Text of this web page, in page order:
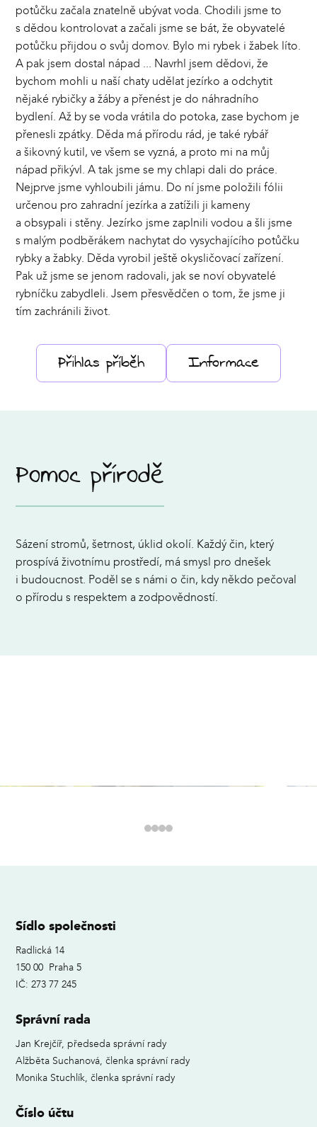
potůčku začala znatelně ubývat voda. Chodili jsme to
s dědou kontrolovat a začali jsme se bát, že obyvatelé
potůčku přijdou o svůj domov. Bylo mi rybek i žabek líto.
A pak jsem dostal nápad ... Navrhl jsem dědovi, že
bychom mohli u naší chaty udělat jezírko a odchytit
nějaké rybičky a žáby a přenést je do náhradního
bydlení. Až by se voda vrátila do potoka, zase bychom je
přenesli zpátky. Děda má přírodu rád, je také rybář
a šikovný kutil, ve všem se vyzná, a proto mi na můj
nápad přikývl. A tak jsme se my chlapi dali do práce.
Nejprve jsme vyhloubili jámu. Do ní jsme položili fólii
určenou pro zahradní jezírka a zatížili ji kameny
a obsypali i stěny. Jezírko jsme zaplnili vodou a šli jsme
s malým podběrákem nachytat do vysychajícího potůčku
rybky a žabky. Děda vyrobil ještě okysličovací zařízení.
Pak už jsme se jenom radovali, jak se noví obyvatelé
rybníčku zabydleli. Jsem přesvědčen o tom, že jsme ji
tím zachránili život.
Přihlas příběh Informace
Pomoc přírodě
Sázení stromů, šetrnost, úklid okolí. Každý čin, který
prospívá životnímu prostředí, má smysl pro dnešek
i budoucnost. Poděl se s námi o čin, kdy někdo pečoval
o přírodu s respektem a zodpovědností.
Sídlo společnosti
Radlická 14
150 00 Praha 5
IČ: 273 77 245
Správní rada
Jan Krejčíř, předseda správní rady
Alžběta Suchanová, členka správní rady
Monika Stuchlík, členka správní rady
Číslo účtu